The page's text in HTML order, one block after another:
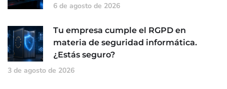
6 de agosto de 2026
Tu empresa cumple el RGPD en
materia de seguridad informática.
¿Estás seguro?
3 de agosto de 2026